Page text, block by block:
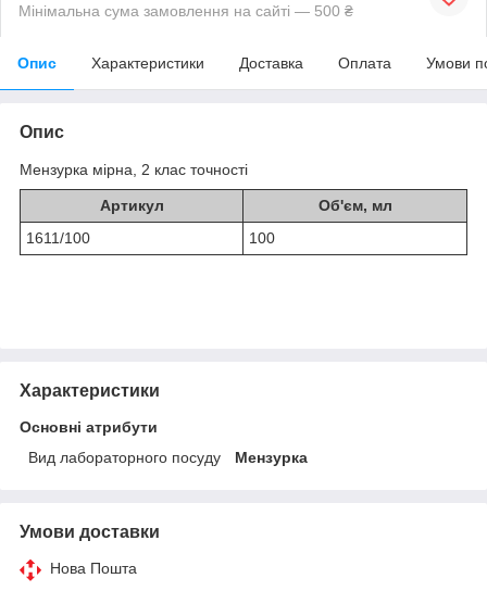
Мінімальна сума замовлення на сайті — 500 ₴
Опис Характеристики Доставка Оплата Умови
Опис
Мензурка мірна, 2 клас точності
Артикул
Об'єм, мл
1611/100
100
Характеристики
Основні атрибути
Вид лабораторного посуду
Мензурка
Умови доставки
Нова Пошта